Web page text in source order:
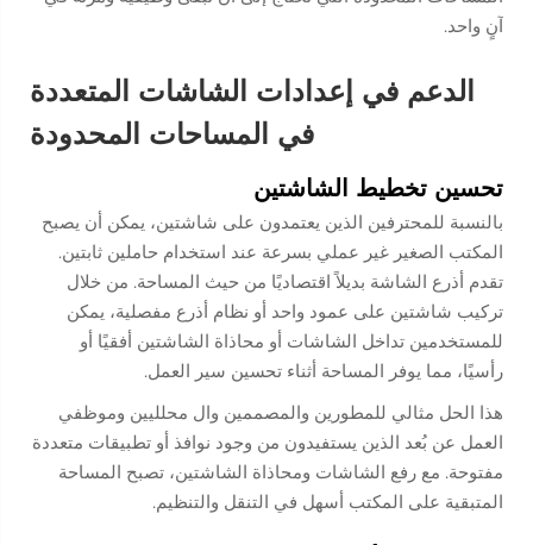
آنٍ واحد.
الدعم في إعدادات الشاشات المتعددة
في المساحات المحدودة
تحسين تخطيط الشاشتين
بالنسبة للمحترفين الذين يعتمدون على شاشتين، يمكن أن يصبح
المكتب الصغير غير عملي بسرعة عند استخدام حاملين ثابتين.
تقدم أذرع الشاشة بديلاً اقتصاديًا من حيث المساحة. من خلال
تركيب شاشتين على عمود واحد أو نظام أذرع مفصلية، يمكن
للمستخدمين تداخل الشاشات أو محاذاة الشاشتين أفقيًا أو
رأسيًا، مما يوفر المساحة أثناء تحسين سير العمل.
هذا الحل مثالي للمطورين والمصممين وال محلليين وموظفي
العمل عن بُعد الذين يستفيدون من وجود نوافذ أو تطبيقات متعددة
مفتوحة. مع رفع الشاشات ومحاذاة الشاشتين، تصبح المساحة
المتبقية على المكتب أسهل في التنقل والتنظيم.